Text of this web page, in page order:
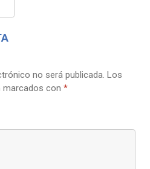
no será publicada. Los
con *